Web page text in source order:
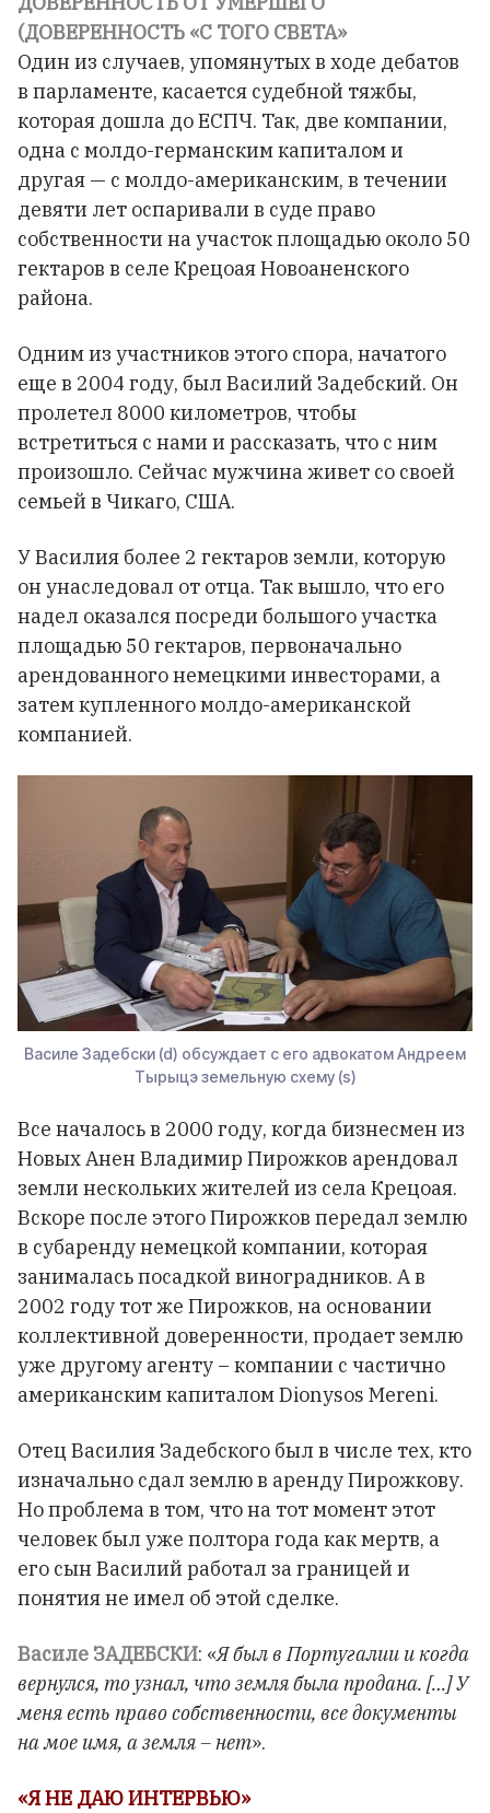
(ДОВЕРЕННОСТЬ «С ТОГО СВЕТА»
Один из случаев, упомянутых в ходе дебатов
в парламенте, касается судебной тяжбы,
которая дошла до ЕСПЧ. Так, две компании,
одна с молдо-германским капиталом и
другая — с молдо-американским, в течении
девяти лет оспаривали в суде право
собственности на участок площадью около 50
гектаров в селе Крецоая Новоаненского
района.
Одним из участников этого спора, начатого
еще в 2004 году, был Василий Задебский. Он
пролетел 8000 километров, чтобы
встретиться с нами и рассказать, что с ним
произошло. Сейчас мужчина живет со своей
семьей в Чикаго, США.
У Василия более 2 гектаров земли, которую
он унаследовал от отца. Так вышло, что его
надел оказался посреди большого участка
площадью 50 гектаров, первоначально
арендованного немецкими инвесторами, а
затем купленного молдо-американской
компанией.
Василе Задебски (d) обсуждает с его адвокатом Андреем
Тырыцэ земельную схему (s)
Все началось в 2000 году, когда бизнесмен из
Новых Анен Владимир Пирожков арендовал
земли нескольких жителей из села Крецоая.
Вскоре после этого Пирожков передал землю
в субаренду немецкой компании, которая
занималась посадкой виноградников. А в
2002 году тот же Пирожков, на основании
коллективной доверенности, продает землю
уже другому агенту – компании с частично
американским капиталом Dionysos Mereni.
Отец Василия Задебского был в числе тех, кто
изначально сдал землю в аренду Пирожкову.
Но проблема в том, что на тот момент этот
человек был уже полтора года как мертв, а
его сын Василий работал за границей и
понятия не имел об этой сделке.
Василе ЗАДЕБСКИ: «Я был в Португалии и когда
вернулся, то узнал, что земля была продана. […] У
меня есть право собственности, все документы
на мое имя, а земля – нет».
«Я НЕ ДАЮ ИНТЕРВЬЮ»